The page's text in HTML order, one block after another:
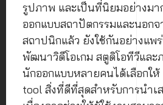
รูปภาพ และเป็นที่นิยมอย่างมา
ออกแบบสถาปัตกรรมและนอกจ
สถาปนิกแล้ว ยังใช้กันอย่างแพ
พัฒนาวิดีโอเกม สตูดิโอทีวีและ
นักออกแบบหลายคนได้เลือกให้
tool สิ่งที่ดีที่สุดสำหรับการนำเ